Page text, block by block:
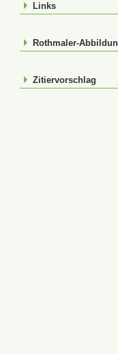
Links
Rothmaler-
Zitiervorschlag